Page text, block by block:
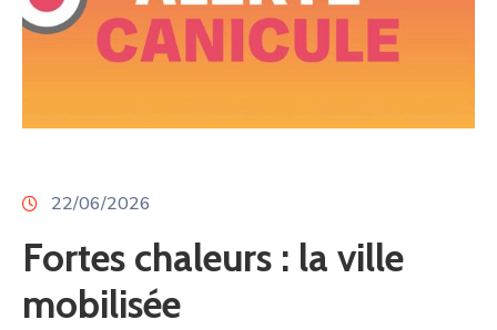
22/06/2026
Fortes chaleurs : la ville
mobilisée